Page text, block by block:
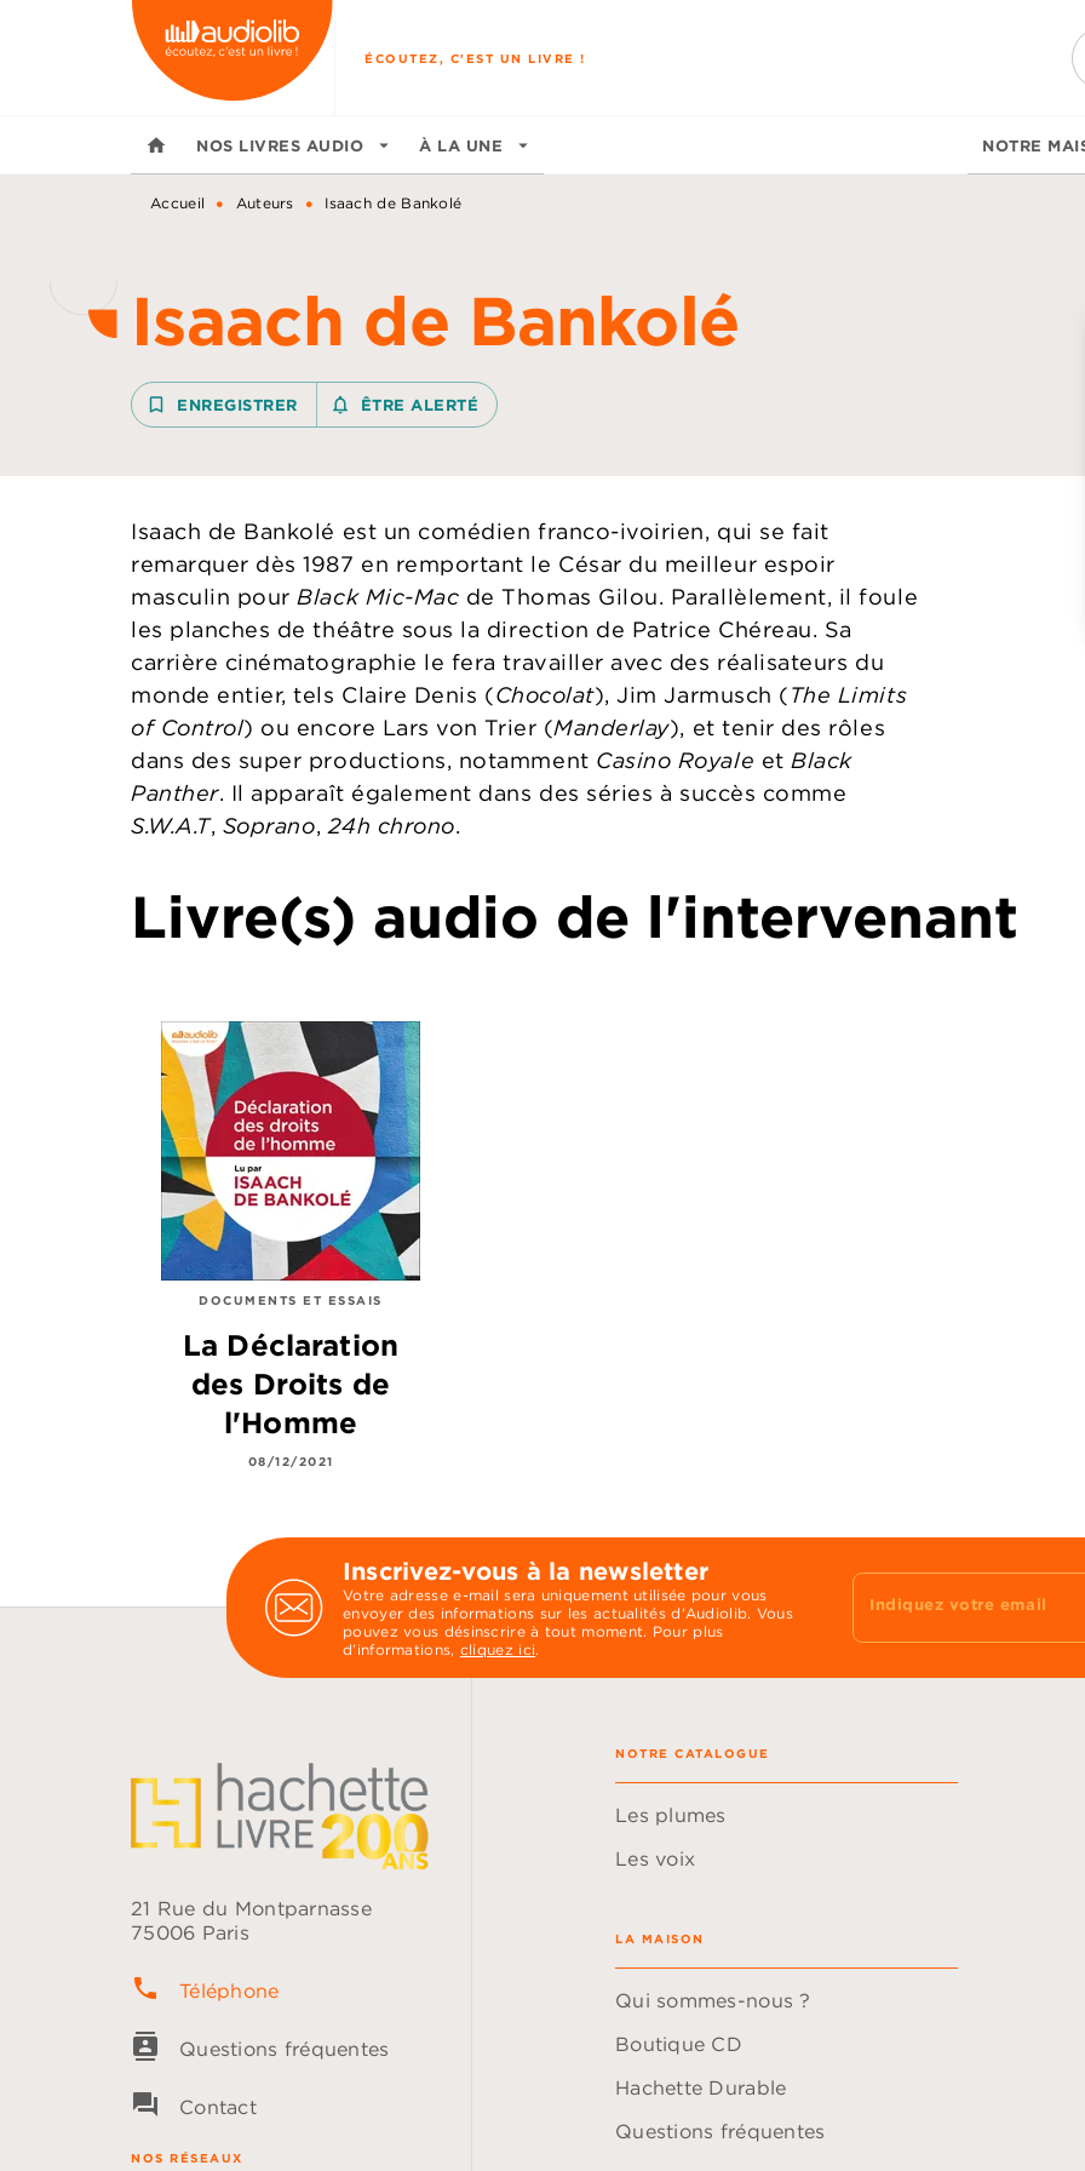
MENU RECHERCHE
ÉCOUTEZ, C'EST UN LIVRE !
home NOS LIVRES AUDIO arrow_drop_down À LA UNE arrow_drop_down NOTRE
Accueil • Auteurs • Isaach de Bankolé
Isaach de Bankolé
bookmark_border ENREGISTRER notifications_none_outlined
ÊTRE ALERTÉ
Isaach de Bankolé est un comédien franco-ivoirien, qui se fait
remarquer dès 1987 en remportant le César du meilleur espoir
masculin pourBlack Mic-Mac de Thomas Gilou. Parallèlement, il foule
les planches de théâtre sous la direction de Patrice Chéreau. Sa
carrière cinématographie le fera travailler avec des réalisateurs du
monde entier, tels Claire Denis (Chocolat), Jim Jarmusch (The Limits
of Control) ou encore Lars von Trier (Manderlay), et tenir des rôles
dans des super productions, notamment Casino Royale etBlack
Panther. Il apparaît également dans des séries à succès comme
S.W.A.T, Soprano,24h chrono.
Livre(s) audio de l'intervenant
DOCUMENTS ET ESSAIS
La Déclaration
des Droits de
l'Homme
08/12/2021
Inscrivez-vous à la newsletter
Votre adresse e-mail sera uniquement utilisée pour vous
envoyer des informations sur les actualités d'Audiolib. Vous
pouvez vous désinscrire à tout moment. Pour plus
d’informations, cliquez ici.
Indiquez votre email
21 Rue du Montparnasse
75006 Paris
phone Téléphone
contacts Questions fréquentes
question_answer Contact
NOS RÉSEAUX
NOTRE CATALOGUE
Les plumes
Les voix
LA MAISON
Qui sommes-nous ?
Boutique CD
Hachette Durable
Questions fréquentes